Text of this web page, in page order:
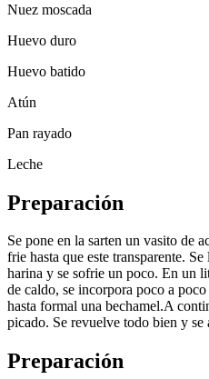
Nuez moscada
Huevo duro
Huevo batido
Atún
Pan rayado
Leche
Preparación
Se pone en la sarten un vasito de
frie hasta que este transparente.
harina y se sofrie un poco. En un
de caldo, se incorpora poco a
hasta formal una bechamel.A
picado. Se revuelve todo bien y se
Preparación